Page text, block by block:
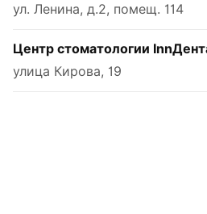
ул. Ленина, д.2, помещ. 114
Центр стоматологии
улица Кирова, 19